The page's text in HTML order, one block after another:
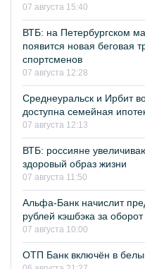
07 августа 15:40
ВТБ: на Петербургском
появится новая беговая
спортсменов
07 августа 12:28
Среднеуральск и Ирбит
доступна семейная
07 августа 12:13
ВТБ: россияне
здоровый образ жизни
07 августа 11:50
Альфа-Банк начислит
рублей кэшбэка за
07 августа 10:00
ОТП Банк включён в